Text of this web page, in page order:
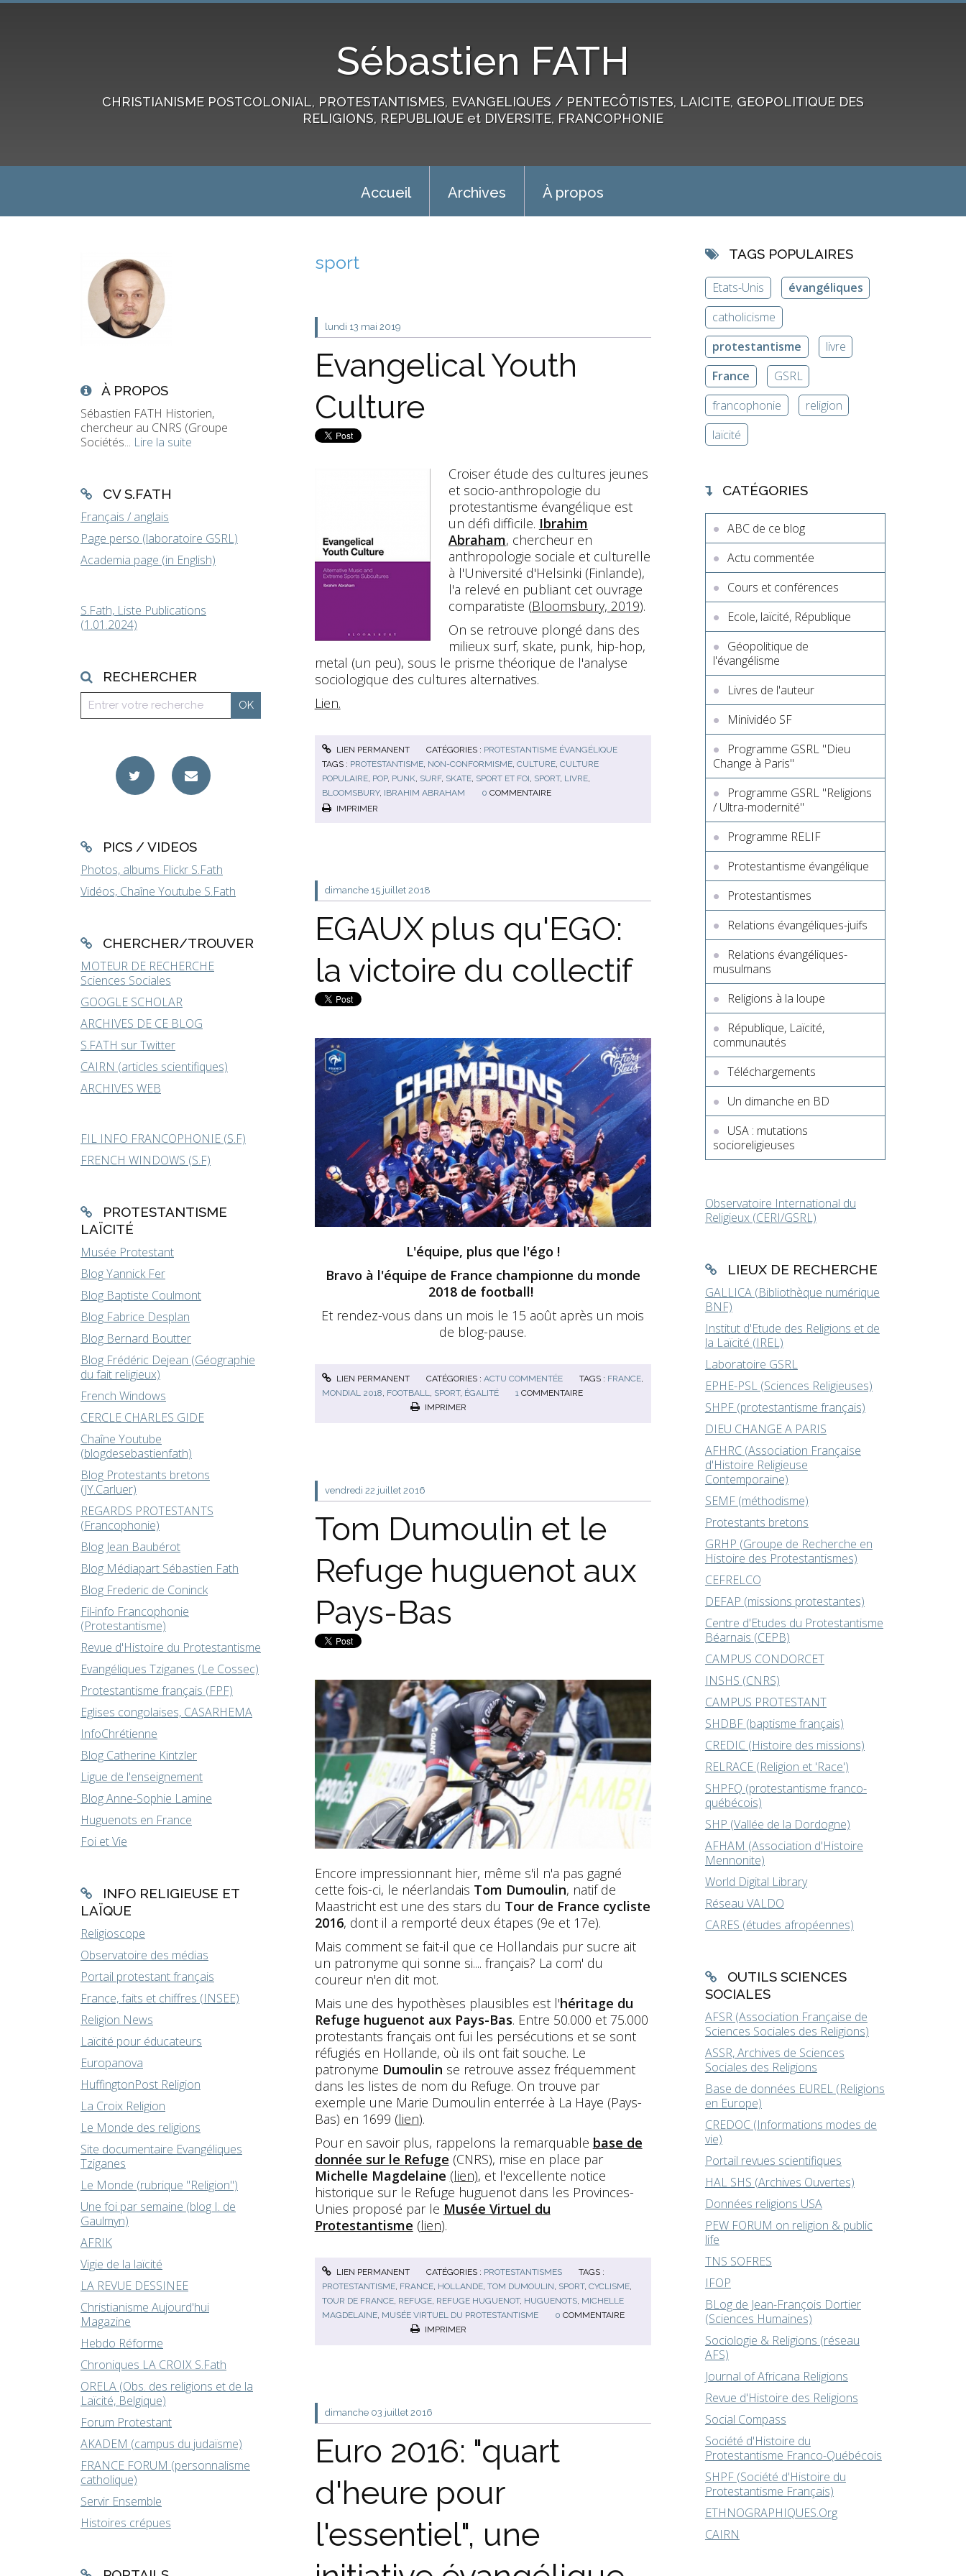
Sébastien FATH
CHRISTIANISME POSTCOLONIAL, PROTESTANTISMES, EVANGELIQUES / PENTECÔTISTES, LAICITE, GEOPOLITIQUE DES
RELIGIONS, REPUBLIQUE et DIVERSITE, FRANCOPHONIE
Accueil Archives À propos
À PROPOS
Sébastien FATH Historien,
chercheur au CNRS (Groupe
Sociétés... Lire la suite
CV S.FATH
Français / anglais
Page perso (laboratoire GSRL)
Academia page (in English)
S.Fath, Liste Publications
(1.01.2024)
RECHERCHER
PICS / VIDEOS
Photos, albums Flickr S.Fath
Vidéos, Chaîne Youtube S.Fath
CHERCHER/TROUVER
MOTEUR DE RECHERCHE
Sciences Sociales
GOOGLE SCHOLAR
ARCHIVES DE CE BLOG
S.FATH sur Twitter
CAIRN (articles scientifiques)
ARCHIVES WEB
FIL INFO FRANCOPHONIE (S.F)
FRENCH WINDOWS (S.F)
PROTESTANTISME
LAÏCITÉ
Musée Protestant
Blog Yannick Fer
Blog Baptiste Coulmont
Blog Fabrice Desplan
Blog Bernard Boutter
Blog Frédéric Dejean (Géographie
du fait religieux)
French Windows
CERCLE CHARLES GIDE
Chaîne Youtube
(blogdesebastienfath)
Blog Protestants bretons
(JY.Carluer)
REGARDS PROTESTANTS
(Francophonie)
Blog Jean Baubérot
Blog Médiapart Sébastien Fath
Blog Frederic de Coninck
Fil-info Francophonie
(Protestantisme)
Revue d'Histoire du Protestantisme
Evangéliques Tziganes (Le Cossec)
Protestantisme français (FPF)
Eglises congolaises, CASARHEMA
InfoChrétienne
Blog Catherine Kintzler
Ligue de l'enseignement
Blog Anne-Sophie Lamine
Huguenots en France
Foi et Vie
INFO RELIGIEUSE ET
LAÏQUE
Religioscope
Observatoire des médias
Portail protestant français
France, faits et chiffres (INSEE)
Religion News
Laïcité pour éducateurs
Europanova
HuffingtonPost Religion
La Croix Religion
Le Monde des religions
Site documentaire Evangéliques
Tziganes
Le Monde (rubrique "Religion")
Une foi par semaine (blog I. de
Gaulmyn)
AFRIK
Vigie de la laïcité
LA REVUE DESSINEE
Christianisme Aujourd'hui
Magazine
Hebdo Réforme
Chroniques LA CROIX S.Fath
ORELA (Obs. des religions et de la
Laïcité, Belgique)
Forum Protestant
AKADEM (campus du judaïsme)
FRANCE FORUM (personnalisme
catholique)
Servir Ensemble
Histoires crépues
sport
lundi 13 mai 2019
Evangelical Youth
Culture
Croiser étude des cultures jeunes
et socio-anthropologie du
protestantisme évangélique est
un défi difficile. Ibrahim
Abraham, chercheur en
anthropologie sociale et culturelle
à l'Université d'Helsinki (Finlande),
l'a relevé en publiant cet ouvrage
comparatiste (Bloomsbury, 2019).
On se retrouve plongé dans des
milieux surf, skate, punk, hip-hop,
metal (un peu), sous le prisme théorique de l'analyse
sociologique des cultures alternatives.
Lien.
LIEN PERMANENT CATÉGORIES : PROTESTANTISME ÉVANGÉLIQUE
TAGS : PROTESTANTISME, NON-CONFORMISME, CULTURE, CULTURE
POPULAIRE, POP, PUNK, SURF, SKATE, SPORT ET FOI SPORT, LIVRE,
BLOOMSBURY, IBRAHIM ABRAHAM 0 COMMENTAIRE
IMPRIMER
dimanche 15 juillet 2018
EGAUX plus qu'EGO:
la victoire du collectif
L'équipe, plus que l'égo !
Bravo à l'équipe de France championne du monde
2018 de football!
Et rendez-vous dans un mois le 15 août après un mois
de blog-pause.
LIEN PERMANENT CATÉGORIES :ACTU COMMENTÉE TAGS : FRANCE
MONDIAL 2018 FOOTBALL SPORT, ÉGALITÉ 1 COMMENTAIRE
IMPRIMER
vendredi 22 juillet 2016
Tom Dumoulin et le
Refuge huguenot aux
Pays-Bas
Encore impressionnant hier, même s'il n'a pas gagné
cette fois-ci, le néerlandais Tom Dumoulin, natif de
Maastricht est une des stars du Tour de France cycliste
2016, dont il a remporté deux étapes (9e et 17e).
Mais comment se fait-il que ce Hollandais pur sucre ait
un patronyme qui sonne si.... français? La com' du
coureur n'en dit mot.
Mais une des hypothèses plausibles est l'héritage du
Refuge huguenot aux Pays-Bas. Entre 50.000 et 75.000
protestants français ont fui les persécutions et se sont
réfugiés en Hollande, où ils ont fait souche. Le
patronyme Dumoulin se retrouve assez fréquemment
dans les listes de nom du Refuge. On trouve par
exemple une Marie Dumoulin enterrée à La Haye (Pays-
Bas) en 1699 (lien).
Pour en savoir plus, rappelons la remarquable base de
donnée sur le Refuge (CNRS), mise en place par
Michelle Magdelaine (lien), et l'excellente notice
historique sur le Refuge huguenot dans les Provinces-
Unies proposé par le Musée Virtuel du
Protestantisme (lien).
LIEN PERMANENT CATÉGORIES : PROTESTANTISMES
TAGS :
PROTESTANTISME, FRANCE, HOLLANDE, TOM DUMOULIN SPORT, CYCLISME,
TOUR DE FRANCE, REFUGE, REFUGE HUGUENOT, HUGUENOTS, MICHELLE
MAGDELAINE, MUSÉE VIRTUEL DU PROTESTANTISME 0 COMMENTAIRE
IMPRIMER
dimanche 03 juillet 2016
Euro 2016: "quart
d'heure pour
l'essentiel", une
TAGS POPULAIRES
Etats-Unis
évangéliques
catholicisme
protestantisme
livre
France
GSRL
francophonie
religion
laïcité
CATÉGORIES
ABC de ce blog
Actu commentée
Cours et conférences
Ecole, laïcité, République
Géopolitique de
l'évangélisme
Livres de l'auteur
Minividéo SF
Programme GSRL "Dieu
Change à Paris"
Programme GSRL "Religions
/ Ultra-modernité"
Programme RELIF
Protestantisme évangélique
Protestantismes
Relations évangéliques-juifs
Relations évangéliques-
musulmans
Religions à la loupe
République, Laïcité,
communautés
Téléchargements
Un dimanche en BD
USA : mutations
socioreligieuses
Observatoire International du
Religieux (CERI/GSRL)
LIEUX DE RECHERCHE
GALLICA (Bibliothèque numérique
BNF)
Institut d'Etude des Religions et de
la Laïcité (IREL)
Laboratoire GSRL
EPHE-PSL (Sciences Religieuses)
SHPF (protestantisme français)
DIEU CHANGE A PARIS
AFHRC (Association Française
d'Histoire Religieuse
Contemporaine)
SEMF (méthodisme)
Protestants bretons
GRHP (Groupe de Recherche en
Histoire des Protestantismes)
CEFRELCO
DEFAP (missions protestantes)
Centre d'Etudes du Protestantisme
Béarnais (CEPB)
CAMPUS CONDORCET
INSHS (CNRS)
CAMPUS PROTESTANT
SHDBF (baptisme français)
CREDIC (Histoire des missions)
RELRACE (Religion et 'Race')
SHPFQ (protestantisme franco-
québécois)
SHP (Vallée de la Dordogne)
AFHAM (Association d'Histoire
Mennonite)
World Digital Library
Réseau VALDO
CARES (études afropéennes)
OUTILS SCIENCES
SOCIALES
AFSR (Association Française de
Sciences Sociales des Religions)
ASSR, Archives de Sciences
Sociales des Religions
Base de données EUREL (Religions
en Europe)
CREDOC (Informations modes de
vie)
Portail revues scientifiques
HAL SHS (Archives Ouvertes)
Données religions USA
PEW FORUM on religion & public
life
TNS SOFRES
IFOP
BLog de Jean-François Dortier
(Sciences Humaines)
Sociologie & Religions (réseau
AFS)
Journal of Africana Religions
Revue d'Histoire des Religions
Social Compass
Société d'Histoire du
Protestantisme Franco-Québécois
SHPF (Société d'Histoire du
Protestantisme Français)
ETHNOGRAPHIQUES.Org
CAIRN